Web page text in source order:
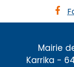
Mairie
Karrika -